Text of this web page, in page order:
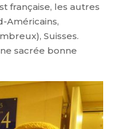
française, les autres
Américains,
Suisses.
sacrée bonne